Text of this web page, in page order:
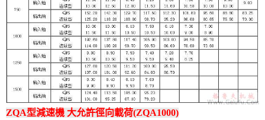
ZQA型減速機 大允許徑向載荷(ZQA1000)